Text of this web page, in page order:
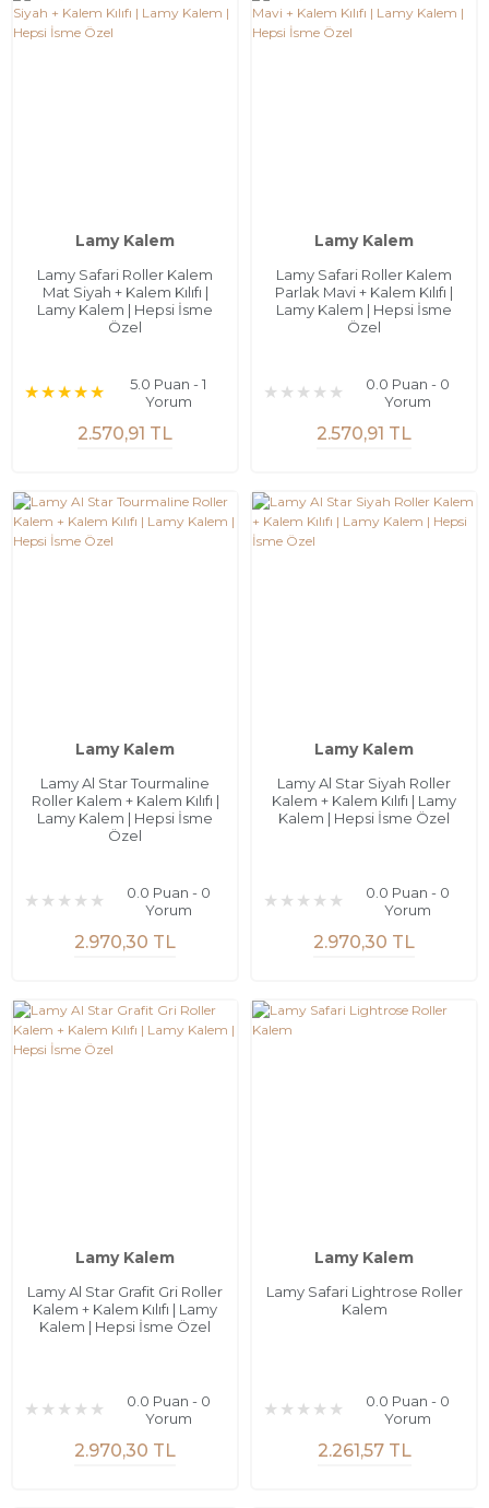
Lamy Kalem
Lamy Safari Roller Kalem
Mat Siyah + Kalem Kılıfı |
Lamy Kalem | Hepsi İsme
Özel
5.0 Puan - 1
Yorum
2.570,91 TL
Lamy Kalem
Lamy Safari Roller Kalem
Parlak Mavi + Kalem Kılıfı |
Lamy Kalem | Hepsi İsme
Özel
0.0 Puan - 0
Yorum
2.570,91 TL
Lamy Kalem
Lamy Al Star Tourmaline
Roller Kalem + Kalem Kılıfı |
Lamy Kalem | Hepsi İsme
Özel
0.0 Puan - 0
Yorum
2.970,30 TL
Lamy Kalem
Lamy Al Star Siyah Roller
Kalem + Kalem Kılıfı | Lamy
Kalem | Hepsi İsme Özel
0.0 Puan - 0
Yorum
2.970,30 TL
Lamy Kalem
Lamy Al Star Grafit Gri Roller
Kalem + Kalem Kılıfı | Lamy
Kalem | Hepsi İsme Özel
0.0 Puan - 0
Yorum
2.970,30 TL
Lamy Kalem
Lamy Safari Lightrose Roller
Kalem
0.0 Puan - 0
Yorum
2.261,57 TL